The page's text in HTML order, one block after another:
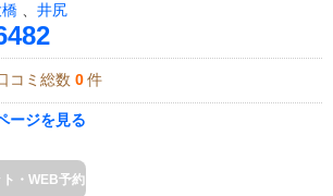
井尻
コミ総数 0 件
ージを見る
ト・WEB予約